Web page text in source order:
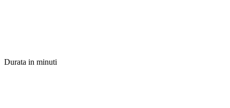
Durata in minuti